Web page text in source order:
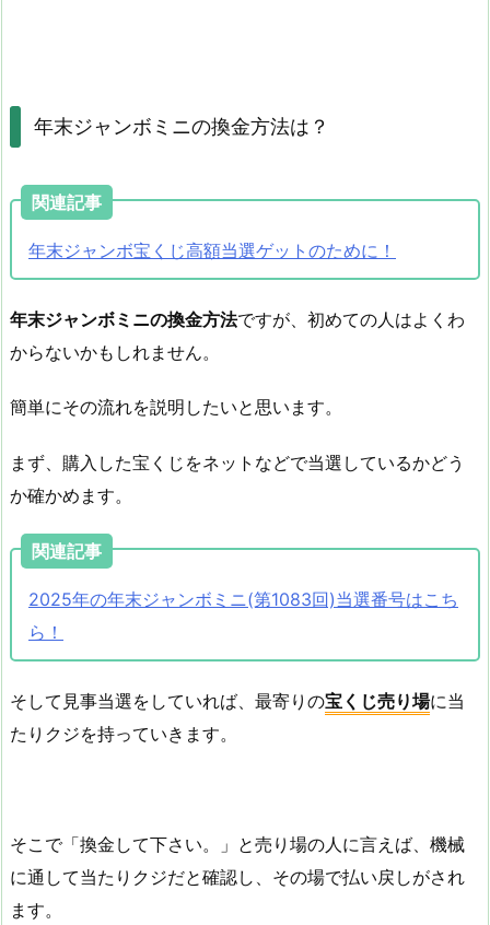
年末ジャンボミニの換金方法は？
関連記事
年末ジャンボ宝くじ高額当選ゲットのために！
年末ジャンボミニの換金方法ですが、初めての人はよくわ
からないかもしれません。
簡単にその流れを説明したいと思います。
まず、購入した宝くじをネットなどで当選しているかどう
か確かめます。
関連記事
2025年の年末ジャンボミニ(第1083回)当選番号はこち
ら！
そして見事当選をしていれば、最寄りの宝くじ売り場に当
たりクジを持っていきます。
そこで「換金して下さい。」と売り場の人に言えば、機械
に通して当たりクジだと確認し、その場で払い戻しがされ
ます。